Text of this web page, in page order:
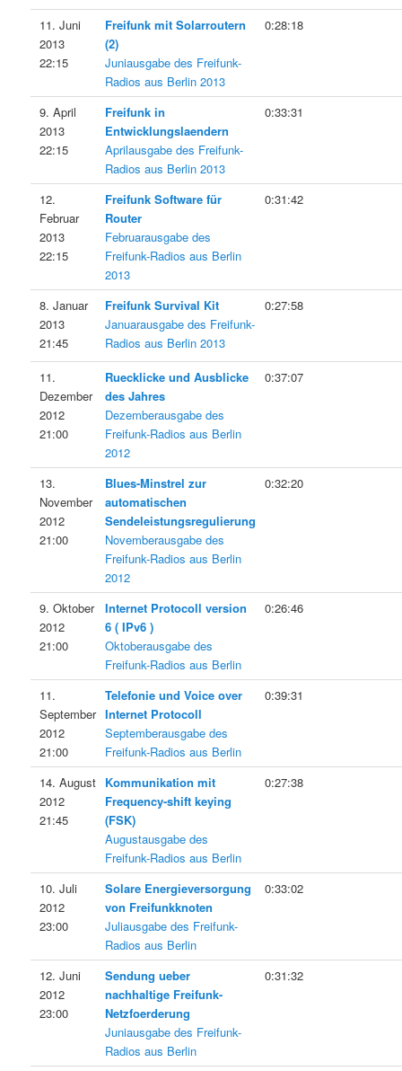
11. Juni
2013
22:15
Freifunk mit Solarroutern
(2)
Juniausgabe des Freifunk-
Radios aus Berlin 2013
0:28:18
9. April
2013
22:15
Freifunk in
Entwicklungslaendern
Aprilausgabe des Freifunk-
Radios aus Berlin 2013
0:33:31
12.
Februar
2013
22:15
Freifunk Software für
Router
Februarausgabe des
Freifunk-Radios aus Berlin
2013
0:31:42
8. Januar
2013
21:45
Freifunk Survival Kit
Januarausgabe des Freifunk-
Radios aus Berlin 2013
0:27:58
11.
Dezember
2012
21:00
Ruecklicke und Ausblicke
des Jahres
Dezemberausgabe des
Freifunk-Radios aus Berlin
2012
0:37:07
13.
November
2012
21:00
Blues-Minstrel zur
automatischen
Sendeleistungsregulierung
Novemberausgabe des
Freifunk-Radios aus Berlin
2012
0:32:20
9. Oktober
2012
21:00
Internet Protocoll version
6 ( IPv6 )
Oktoberausgabe des
Freifunk-Radios aus Berlin
0:26:46
11.
September
2012
21:00
Telefonie und Voice over
Internet Protocoll
Septemberausgabe des
Freifunk-Radios aus Berlin
0:39:31
14. August
2012
21:45
Kommunikation mit
Frequency-shift keying
(FSK)
Augustausgabe des
Freifunk-Radios aus Berlin
0:27:38
10. Juli
2012
23:00
Solare Energieversorgung
von Freifunkknoten
Juliausgabe des Freifunk-
Radios aus Berlin
0:33:02
12. Juni
2012
23:00
Sendung ueber
nachhaltige Freifunk-
Netzfoerderung
Juniausgabe des Freifunk-
Radios aus Berlin
0:31:32